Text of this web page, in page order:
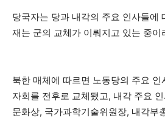
당국자는 당과 내각의 주요 인사들에
재는 군의 교체가 이뤄지고 있는 중이
북한 매체에 따르면 노동당의 주요
자회를 전후로 교체됐고, 내각 주요
문화상, 국가과학기술위원장, 내각부